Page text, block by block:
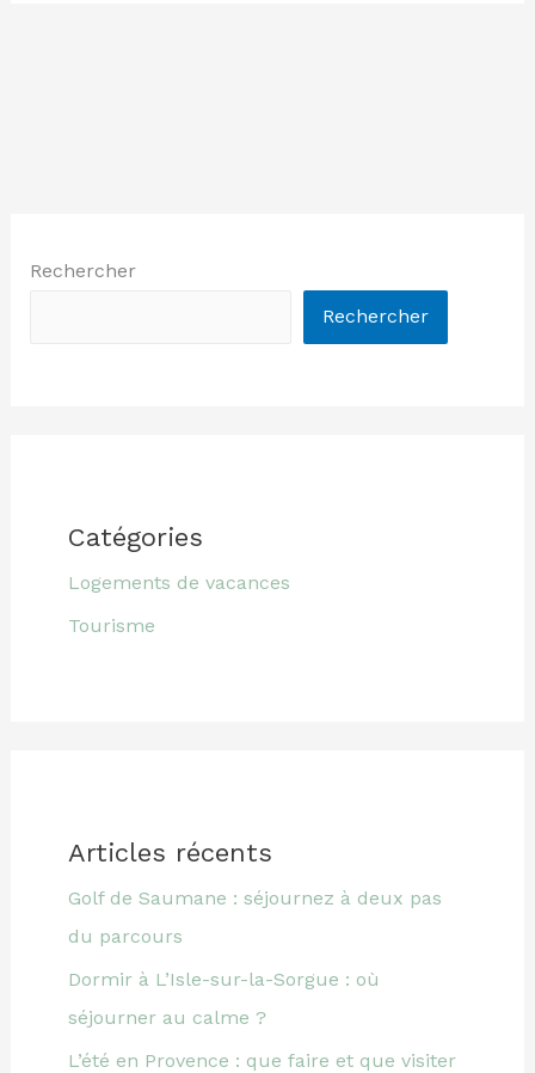
Rechercher
Rechercher
Catégories
Logements de vacances
Tourisme
Articles récents
Golf de Saumane : séjournez à deux pas
du parcours
Dormir à L’Isle-sur-la-Sorgue : où
séjourner au calme ?
L’été en Provence : que faire et que visiter